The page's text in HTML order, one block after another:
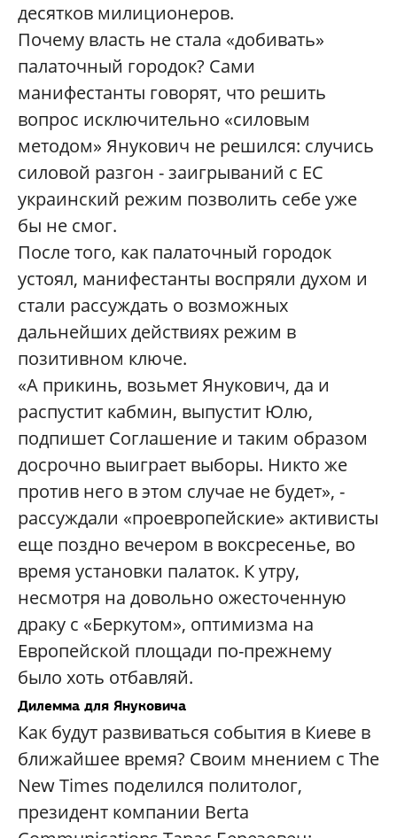
десятков милиционеров.
Почему власть не стала «добивать»
палаточный городок? Сами
манифестанты говорят, что решить
вопрос исключительно «силовым
методом» Янукович не решился: случись
силовой разгон - заигрываний с ЕС
украинский режим позволить себе уже
бы не смог.
После того, как палаточный городок
устоял, манифестанты воспряли духом и
стали рассуждать о возможных
дальнейших действиях режим в
позитивном ключе.
«А прикинь, возьмет Янукович, да и
распустит кабмин, выпустит Юлю,
подпишет Соглашение и таким образом
досрочно выиграет выборы. Никто же
против него в этом случае не будет», -
рассуждали «проевропейские» активисты
еще поздно вечером в воксресенье, во
время установки палаток. К утру,
несмотря на довольно ожесточенную
драку с «Беркутом», оптимизма на
Европейской площади по-прежнему
было хоть отбавляй.
Дилемма для Януковича
Как будут развиваться события в Киеве в
ближайшее время? Своим мнением с The
New Times поделился политолог,
президент компании Berta